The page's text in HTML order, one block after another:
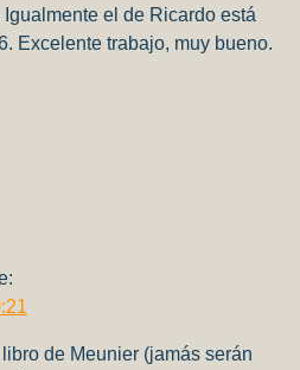
el de Ricardo está
Excelente trabajo, muy bueno.
de Meunier (jamás serán